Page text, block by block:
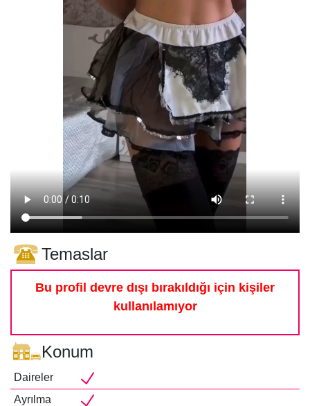
Temaslar
Bu profil devre dışı bırakıldığı için kişiler
kullanılamıyor
Konum
Daireler
Ayrılma